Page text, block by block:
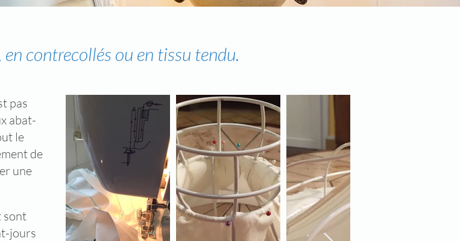
contrecollés ou en tissu tendu.
pas
abat-
le
de
une
sont
jours